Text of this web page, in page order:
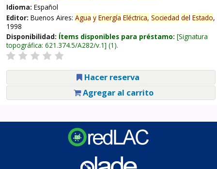
Idioma: Español
Editor: Buenos Aires: Agua y Energía Eléctrica, Sociedad del Estado,
1998
Disponibilidad: Ítems disponibles para préstamo: Signatura
topográfica: 621.374.5/A282/v.1 (1).
Hacer reserva
Agregar al carrito